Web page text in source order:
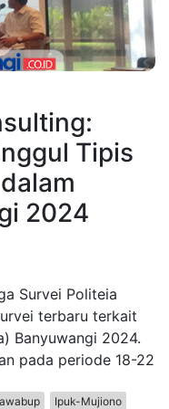
Tipis
2024
Survei Politeia
terbaru terkait
Banyuwangi 2024.
pada periode 18-22
Ipuk-Mujiono